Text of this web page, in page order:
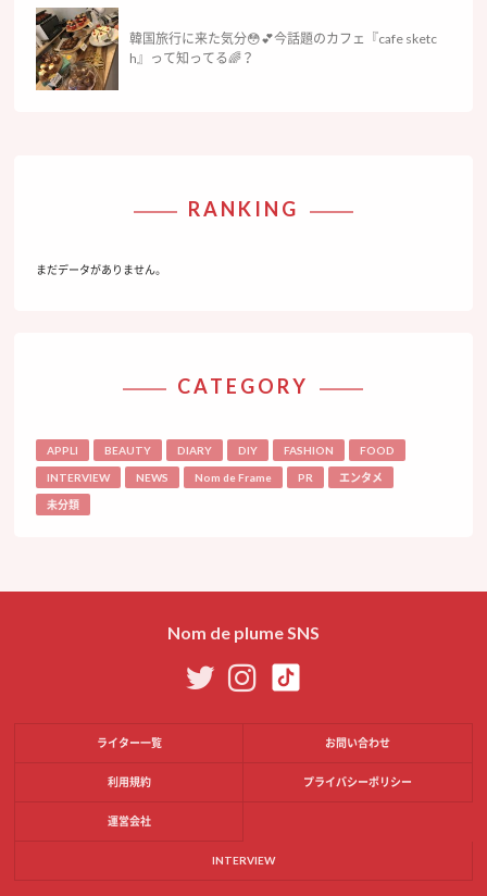
韓国旅行に来た気分😳💕今話題のカフェ『cafe sketc
h』って知ってる🌈？
RANKING
まだデータがありません。
CATEGORY
APPLI BEAUTY DIARY DIY FASHION FOOD
INTERVIEW NEWS Nom de Frame PR エンタメ
未分類
Nom de plume SNS
ライター一覧 お問い合わせ
利用規約 プライバシーポリシー
運営会社
INTERVIEW